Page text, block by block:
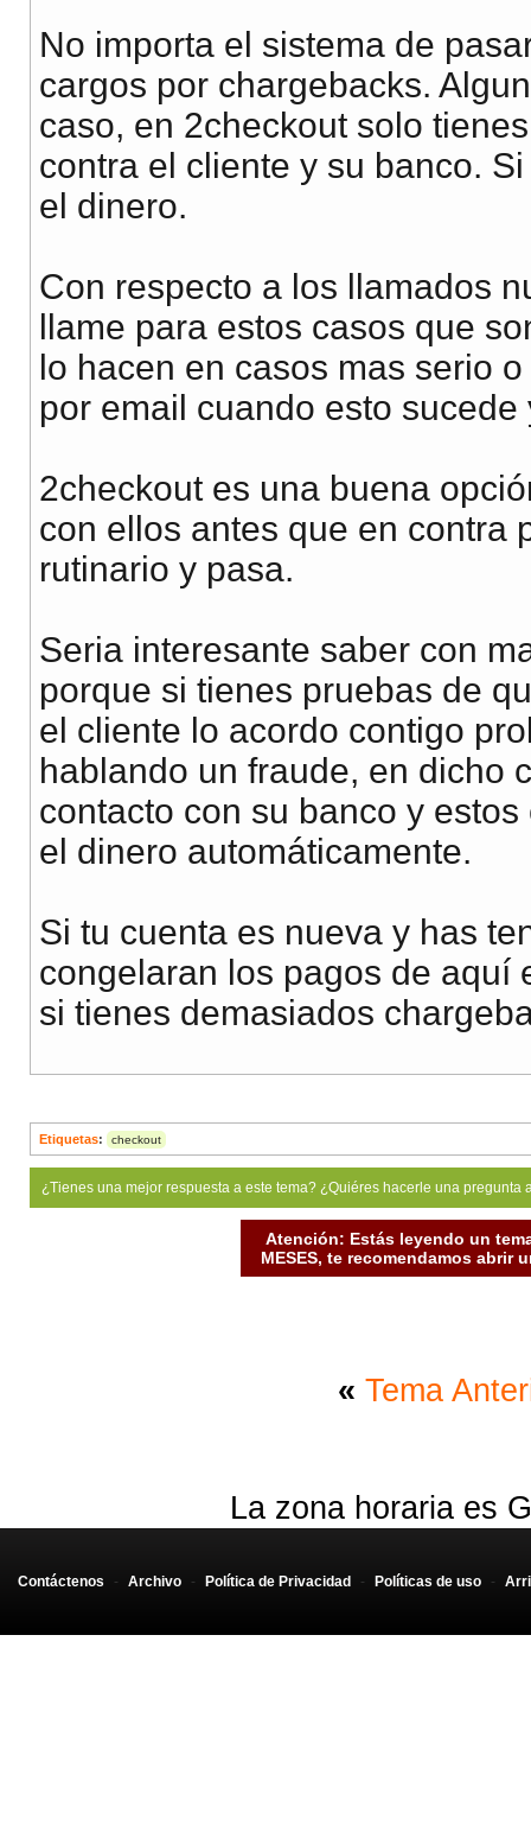
No importa el sistema de
cargos por chargebacks.
caso, en 2checkout solo
contra el cliente y su banco.
el dinero.
Con respecto a los llamados
llame para estos casos que
lo hacen en casos mas serio
por email cuando esto
2checkout es una buena
con ellos antes que en contra
rutinario y pasa.
Seria interesante saber con
porque si tienes pruebas de
el cliente lo acordo contigo
hablando un fraude, en dicho
contacto con su banco y
el dinero automáticamente.
Si tu cuenta es nueva y has
congelaran los pagos de aquí
si tienes demasiados
Etiquetas: checkout
¿Tienes una mejor respuesta a este tema? ¿Quiéres hacerle una
Atención: Estás leyendo un
MESES, te recomendamos abrir
« Tema
La zona horaria es
Contáctenos - Archivo - Política de Privacidad - Políticas de uso -